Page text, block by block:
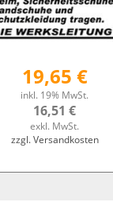
19,65 €
inkl. 19% MwSt.
16,51 €
exkl. MwSt.
zzgl. Versandkosten